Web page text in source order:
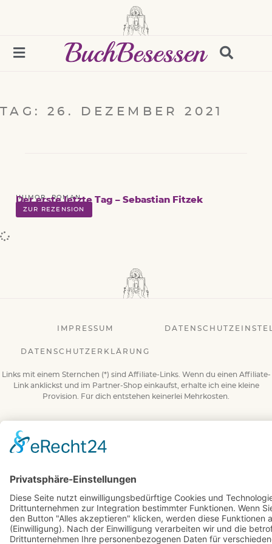
TAG: 26. DEZEMBER 2021
HUMOR,ROMAN
Der erste letzte Tag – Sebastian Fitzek
ZUR REZENSION
IMPRESSUM
DATENSCHUTZERKLÄRUNG
Links mit einem Sternchen (*) sind Affiliate-Links. Wenn du einen Affiliate-
Link anklickst und im Partner-Shop einkaufst, erhalte ich eine kleine
Provision. Für dich entstehen keinerlei Mehrkosten.